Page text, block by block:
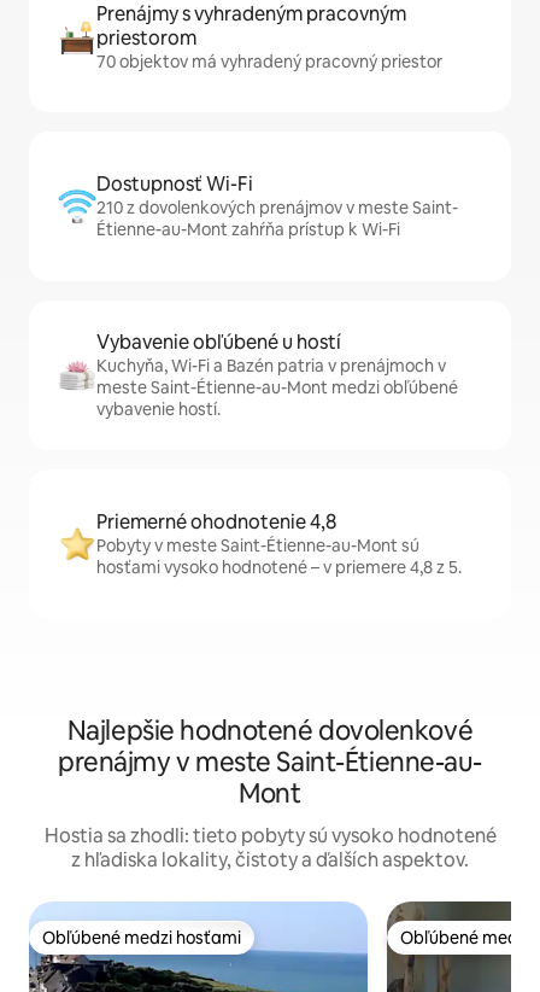
Prenájmy s vyhradeným pracovným
priestorom
70 objektov má vyhradený pracovný priestor
Dostupnosť Wi-Fi
210 z dovolenkových prenájmov v meste Saint-
Étienne-au-Mont zahŕňa prístup k Wi-Fi
Vybavenie obľúbené u hostí
Kuchyňa, Wi-Fi a Bazén patria v prenájmoch v
meste Saint-Étienne-au-Mont medzi obľúbené
vybavenie hostí.
Priemerné ohodnotenie 4,8
Pobyty v meste Saint-Étienne-au-Mont sú
hosťami vysoko hodnotené – v priemere 4,8 z 5.
Najlepšie hodnotené dovolenkové
prenájmy v meste Saint-Étienne-au-
Mont
Hostia sa zhodli: tieto pobyty sú vysoko hodnotené
z hľadiska lokality, čistoty a ďalších aspektov.
Obľúbené medzi hosťami
Obľúbené medzi hosťami Obľúbené medzi
Obľúbené medzi